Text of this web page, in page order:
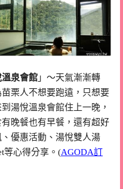
泉會館 」～天氣漸漸轉
栗人不想要跑遠，只想要
湯悅溫泉會館住上一晚，
晚餐也有早餐，還有超好
優惠活動、湯悅雙人湯
等心得分享。(AGODA訂